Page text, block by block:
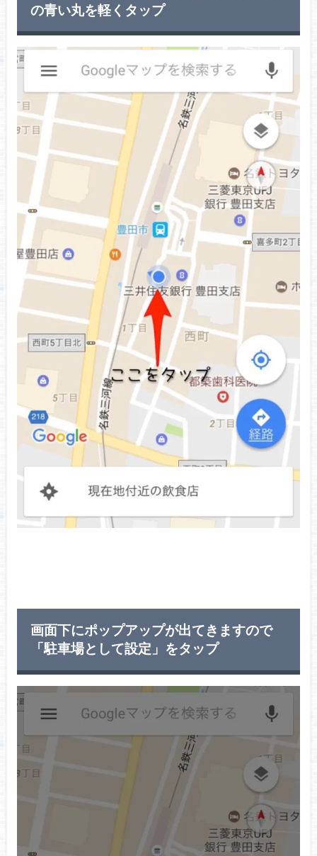
の青い丸を軽くタップ
画面下にポップアップが出てきますので
「駐車場として設定」をタップ